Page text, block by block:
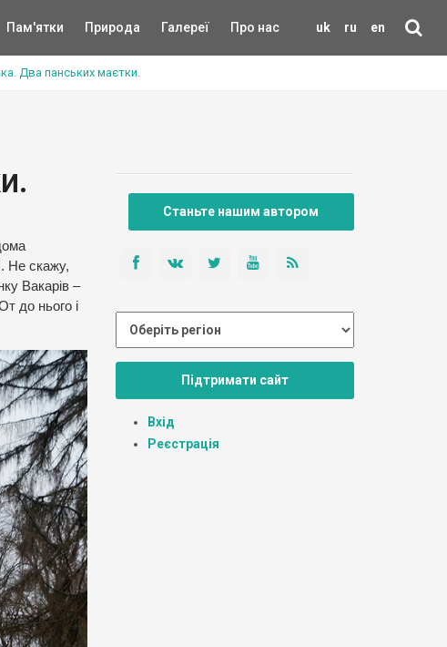
uk ru en
Пам'ятки Природа Галереї Про нас
Два панських маєтки.
Не скажу,
Вакарів –
до нього і
Станьте нашим автором
Підтримати сайт
Вхід
Реєстрація